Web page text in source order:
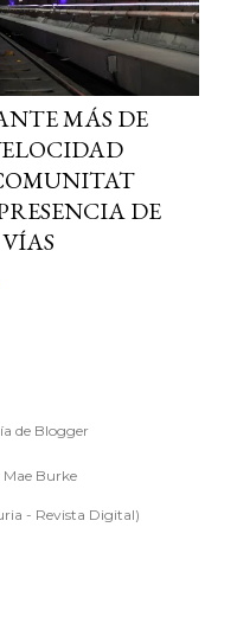
MÁS DE
DE
de Blogger
Mae Burke
- Revista Digital)